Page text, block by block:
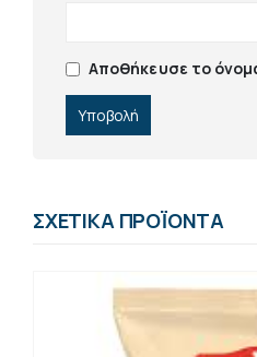
Αποθήκευσε το
ΣΧΕΤΙΚΆ ΠΡΟΪΌΝΤΑ